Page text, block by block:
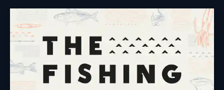
ていく番組の第3章。今回取り上げたのは、
秦氏の故郷・弓月国、運気の上がる番号、宇
宙人の基地を示す世界地図などだ。
55分
#4 「浮かび上がる神様」ほか
雑誌「ムー」とコラボし、出演者がオカルト
に関する話題を取り上げ、トークを繰り広げ